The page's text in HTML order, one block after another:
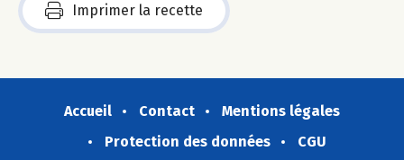
Imprimer la recette
Accueil Contact
Mentions légales
Protection des données
CGU